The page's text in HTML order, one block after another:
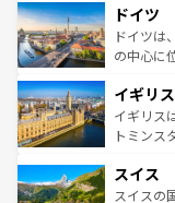
せる。地
ンテンツ
で、幅広
聖堂、美
から魅了
いる。シ
香り高い
らに、パ
れる地方
ドイツ
ドイツは
の中心に
顔を持つ
ルリンの
してライ
は、お酒好
ドイツ情
イギリス
イギリス
トミンス
リアごと
ティー、
スイス
スイスの